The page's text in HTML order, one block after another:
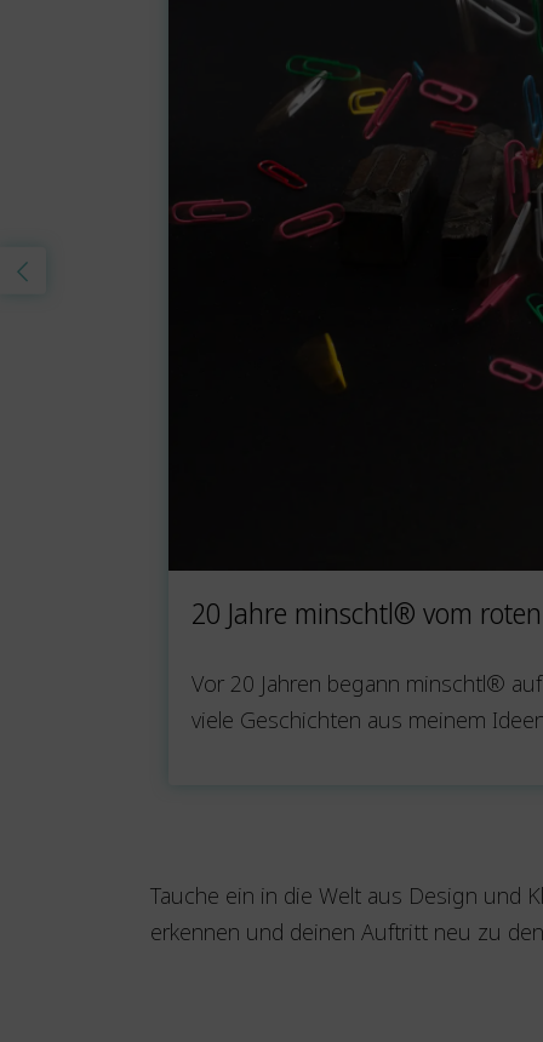
20 Jahre minschtl® vom
Vor 20 Jahren begann minschtl®
viele Geschichten aus meinem
Tauche ein in die Welt aus Design und
erkennen und deinen Auftritt neu zu